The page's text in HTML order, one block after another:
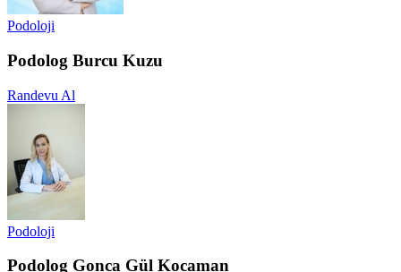
Podoloji
Podolog Burcu Kuzu
Randevu Al
Podoloji
Podolog Gonca Gül Kocaman